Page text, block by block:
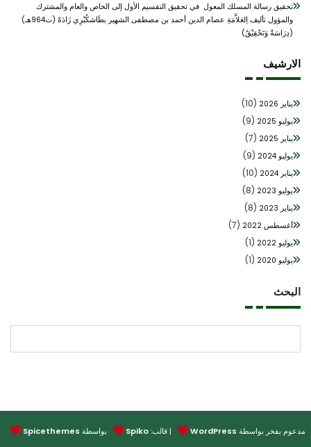
تحقيق رسالة المسلك المعول في تحقيق التقسيم الأول إلى الخاص والعام والمشترك
والمؤول تأليف اِلعَلاَّمَةِ عصام الدين أحمد بن مصطفى الشهير بطَاشكُبْرِي زَادَهْ (ت964هـ)
(دِرَاسَةٌ وَتَحْقِيْقٌ)
يناير 2026 (10)
يوليو 2025 (9)
يناير 2025 (7)
يوليو 2024 (9)
يناير 2024 (10)
يوليو 2023 (8)
يناير 2023 (8)
أغسطس 2022 (7)
يوليو 2022 (1)
يوليو 2020 (1)
بفخر بواسطةWordPress | قالب:Spiko بواسطةSpicethemes